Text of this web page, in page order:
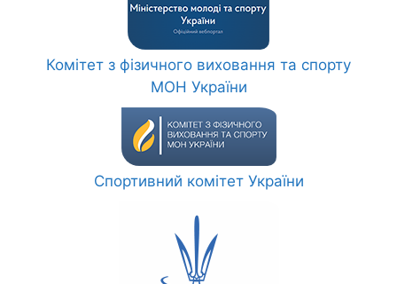
Комітет з фізичного виховання та спорту
МОН України
Спортивний комітет України